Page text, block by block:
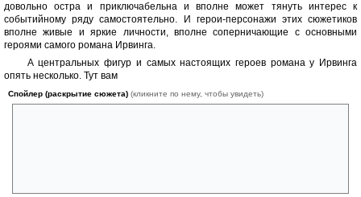
довольно остра и приключабельна и вполне может тянуть интерес к
событийному ряду самостоятельно. И герои-персонажи этих сюжетиков
вполне живые и яркие личности, вполне соперничающие с основными
героями самого романа Ирвинга.
А центральных фигур и самых настоящих героев романа у Ирвинга
опять несколько. Тут вам
Спойлер (раскрытие сюжета) (кликните по нему, чтобы увидеть)